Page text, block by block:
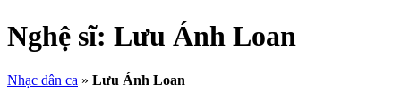
Nghệ sĩ: Lưu Ánh Loan
Nhạc dân ca » Lưu Ánh Loan